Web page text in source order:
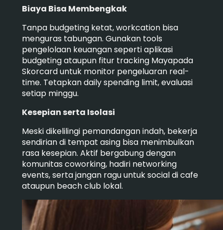
Biaya Bisa Membengkak
Tanpa budgeting ketat, workcation bisa
menguras tabungan. Gunakan tools
pengelolaan keuangan seperti aplikasi
budgeting ataupun fitur tracking Mayapada
Skorcard untuk monitor pengeluaran real-
time. Tetapkan daily spending limit, evaluasi
setiap minggu.
Kesepian serta Isolasi
Meski dikelilingi pemandangan indah, bekerja
sendirian di tempat asing bisa menimbulkan
rasa kesepian. Aktif bergabung dengan
komunitas coworking, hadiri networking
events, serta jangan ragu untuk social di cafe
ataupun beach club lokal.